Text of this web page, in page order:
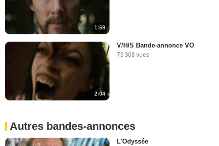
1:59
2:04
V/H/S Bande-annonce VO
79 308 vues
Autres bandes-annonces
L'Odyssée